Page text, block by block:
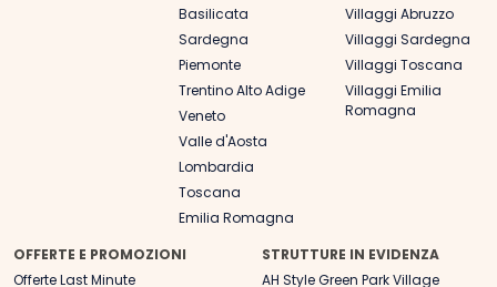
Basilicata
Sardegna
Piemonte
Trentino Alto Adige
Veneto
Valle d'Aosta
Lombardia
Toscana
Emilia Romagna
Villaggi Abruzzo
Villaggi Sardegna
Villaggi Toscana
Villaggi Emilia
Romagna
OFFERTE E PROMOZIONI
Offerte Last Minute
STRUTTURE IN EVIDENZA
AH Style Green Park Village